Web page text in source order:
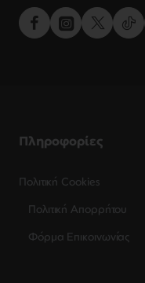
Πληροφορίες
Πολιτική Cookies
Πολιτική Απορρήτου
Φόρμα Επικοινωνίας